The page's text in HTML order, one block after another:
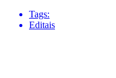
Tags:
Editais